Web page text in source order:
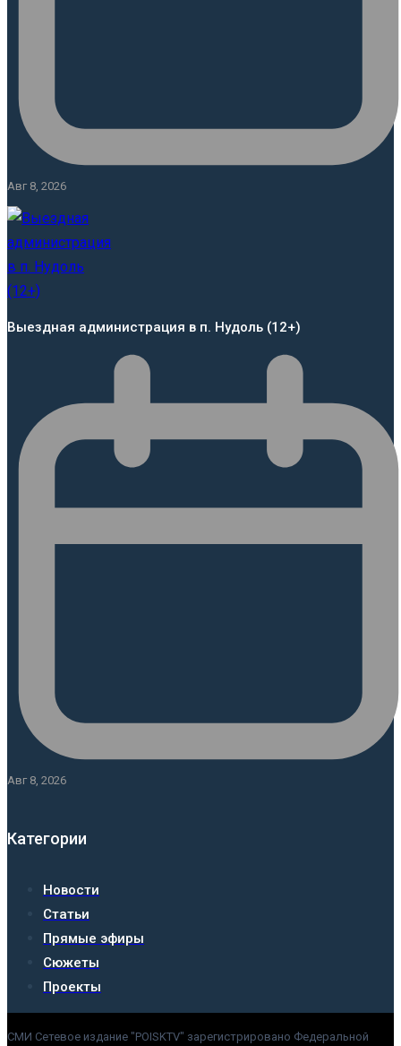
Авг 8, 2026
Выездная администрация в п. Нудоль (12+)
Авг 8, 2026
Категории
Новости
Статьи
Прямые эфиры
Сюжеты
Проекты
СМИ Сетевое издание "POISKTV" зарегистрировано Федеральной